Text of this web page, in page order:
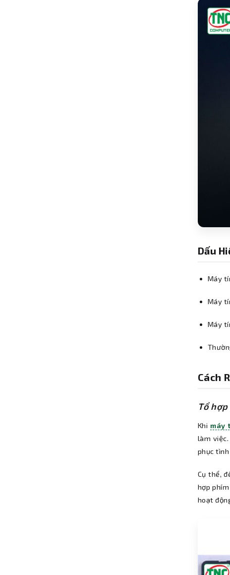
Dấu
Máy
Máy
Máy
Cách
Tổ
Khi máy
làm
phục
Cụ thể,
hợp
hoạt